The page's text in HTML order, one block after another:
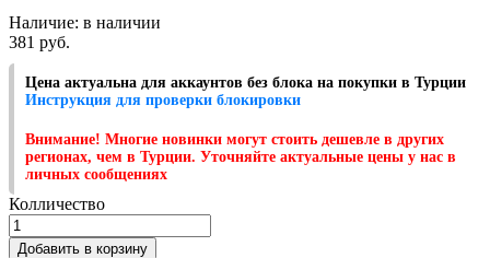
Наличие: в наличии
381 руб.
Цена актуальна для аккаунтов без блока на покупки в Турции
Инструкция для проверки блокировки
Внимание! Многие новинки могут стоить дешевле в других
регионах, чем в Турции. Уточняйте актуальные цены у нас в
личных сообщениях
Колличество
Добавить в корзину